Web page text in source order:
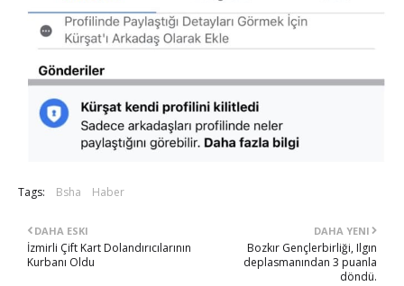
Tags: Bsha Haber
DAHA YENI
Bozkır Gençlerbirliği, Ilgın
deplasmanından 3 puanla
döndü.
DAHA ESKI
İzmirli Çift Kart Dolandırıcılarının
Kurbanı Oldu